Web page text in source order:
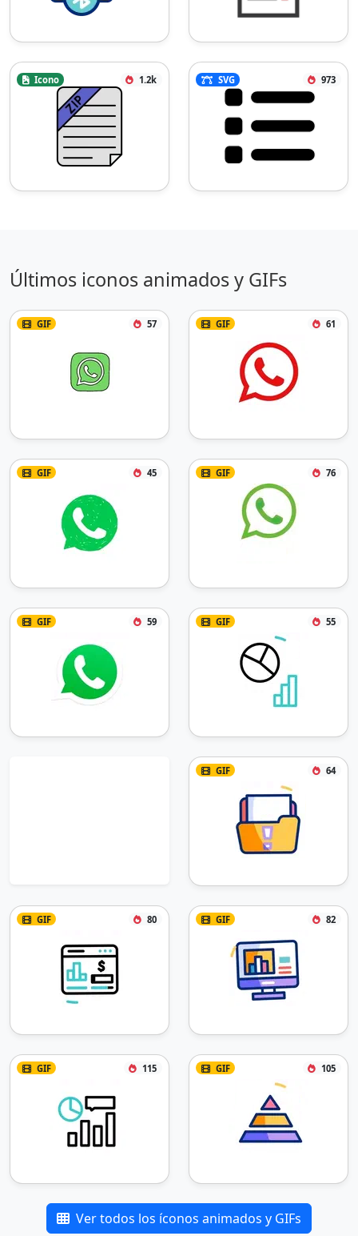
Icono 1.2k SVG 973
Últimos iconos animados y GIFs
GIF 57 GIF 61
GIF 45 GIF 76
GIF 59 GIF 55
GIF 64
GIF 80 GIF 82
GIF 115 GIF 105
Ver todos los íconos animados y GIFs